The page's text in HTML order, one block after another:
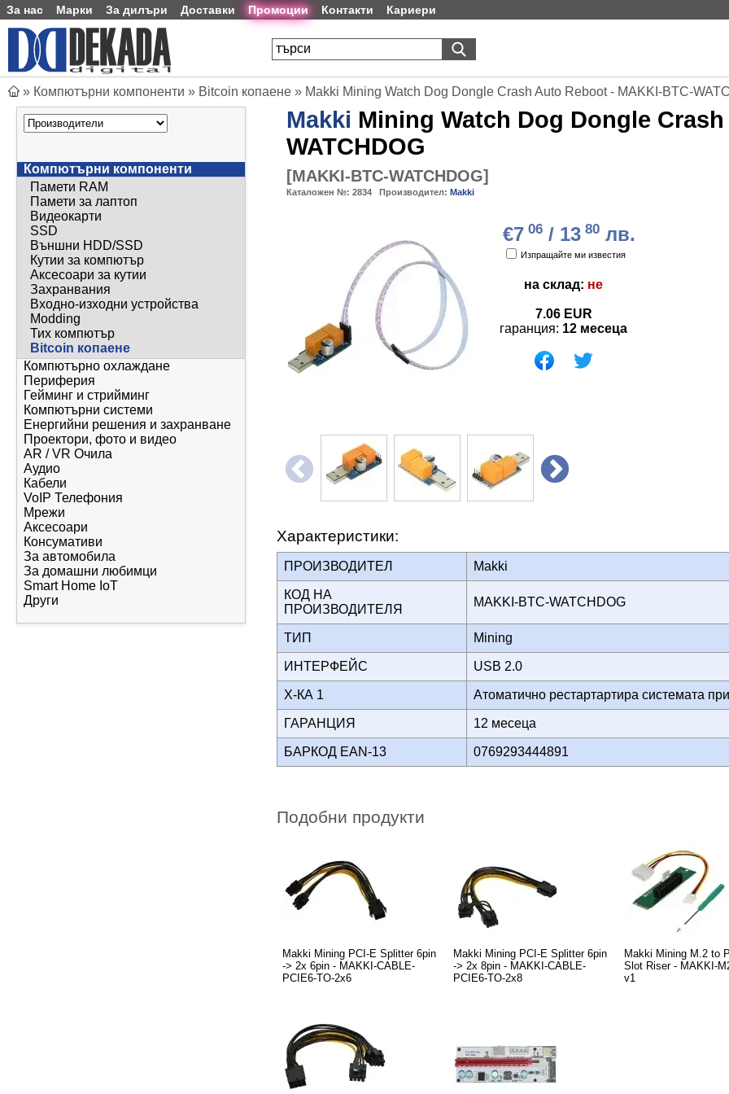
За нас Марки За дилъри Доставки Промоции Контакти Кариери
» Компютърни компоненти » Bitcoin копаене » Makki Mining Watch Dog Dongle Crash Auto Reboot - MAKKI-BTC-
Компютърни компоненти
Памети RAM
Памети за лаптоп
Видеокарти
SSD
Външни HDD/SSD
Кутии за компютър
Аксесоари за кутии
Захранвания
Входно-изходни устройства
Modding
Тих компютър
Bitcoin копаене
Компютърно охлаждане
Периферия
Гейминг и стрийминг
Компютърни системи
Енергийни решения и захранване
Проектори, фото и видео
AR / VR Очила
Аудио
Кабели
VoIP Телефония
Мрежи
Аксесоари
Консумативи
За автомобила
За домашни любимци
Smart Home IoT
Други
Makki Mining Watch Dog Dongle
WATCHDOG
[MAKKI-BTC-WATCHDOG]
Каталожен №: 2834 Производител: Makki
€706/ 13 80лв.
Изпращайте ми известия
на склад: не
7.06 EUR
гаранция: 12 месеца
Характеристики:
ПРОИЗВОДИТЕЛ Makki
КОД НА
ПРОИЗВОДИТЕЛЯ
MAKKI-BTC-WATCHDOG
ТИП Mining
ИНТЕРФЕЙС USB 2.0
Х-КА 1 Атоматично рестартартира системата
ГАРАНЦИЯ 12 месеца
БАРКОД EAN-13 0769293444891
Подобни продукти
Makki Mining PCI-E Splitter 6pin
-> 2x 6pin - MAKKI-CABLE-
PCIE6-TO-2x6
Makki Mining PCI-E Splitter 6pin
-> 2x 8pin - MAKKI-CABLE-
PCIE6-TO-2x8
Makki Mining M.2 to
Slot Riser - MAKKI-
v1